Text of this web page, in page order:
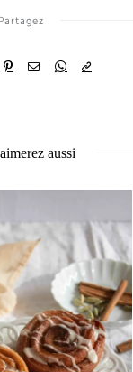
Partagez
aussi